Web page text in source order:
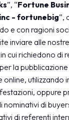
”, “Fortune
- fortunebig”,
e con ragioni
inviare alle
cui richiedono di
la
online, utilizzando
oppure
nominativi di
di referenti